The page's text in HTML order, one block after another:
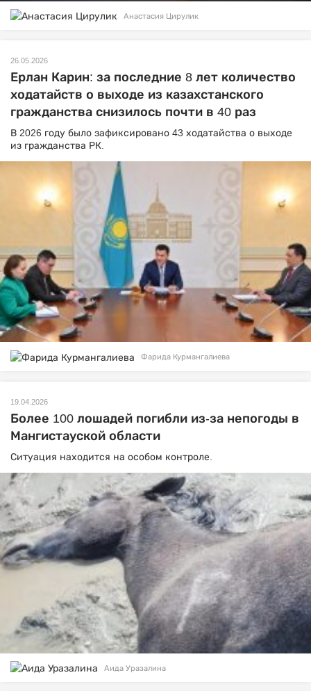
Анастасия Цирулик
26.05.2026
Ерлан Карин: за последние 8 лет количество
ходатайств о выходе из казахстанского
гражданства снизилось почти в 40 раз
В 2026 году было зафиксировано 43 ходатайства о выходе
из гражданства РК.
Фарида Курмангалиева
19.04.2026
Более 100 лошадей погибли из-за непогоды в
Мангистауской области
Ситуация находится на особом контроле.
Аида Уразалина